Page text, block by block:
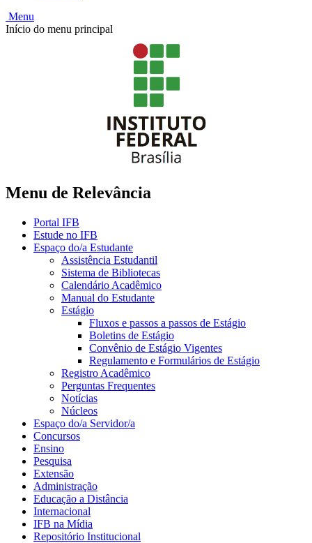
Menu
Início do menu principal
Menu de Relevância
Portal IFB
Estude no IFB
Espaço do/a Estudante
Assistência Estudantil
Sistema de Bibliotecas
Calendário Acadêmico
Manual do Estudante
Estágio
Fluxos e passos a passos de Estágio
Boletins de Estágio
Convênio de Estágio Vigentes
Regulamento e Formulários de Estágio
Registro Acadêmico
Perguntas Frequentes
Notícias
Núcleos
Espaço do/a Servidor/a
Concursos
Ensino
Pesquisa
Extensão
Administração
Educação a Distância
Internacional
IFB na Mídia
Repositório Institucional